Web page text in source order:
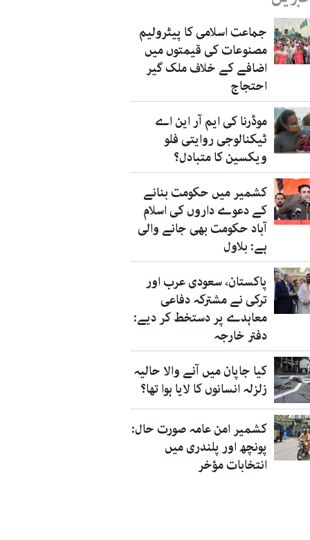
جماعت اسلامی کا پیٹرولیم
مصنوعات کی قیمتوں میں
اضافے کے خلاف ملک گیر
احتجاج
موڈرنا کی ایم آر این اے
ٹیکنالوجی روایتی فلو
ویکسین کا متبادل؟
کشمیر میں حکومت بنانے
کے دعوے داروں کی اسلام
آباد حکومت بھی جانے والی
ہے: بلاول
پاکستان، سعودی عرب اور
ترکی نے مشترکہ دفاعی
معاہدے پر دستخط کر دیے:
دفتر خارجہ
کیا جاپان میں آنے والا حالیہ
زلزلہ انسانوں کا لایا ہوا تھا؟
کشمیر امن عامہ صورت حال:
پونچھ اور پلندری میں
انتخابات مؤخر